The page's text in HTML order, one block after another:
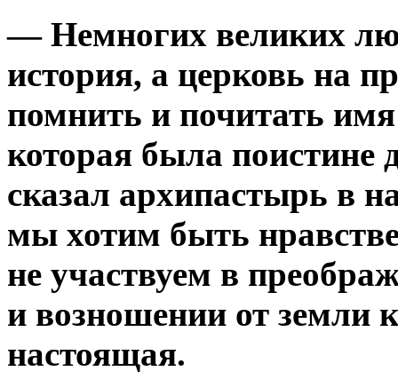
— Немногих великих
история, а церковь на
помнить и почитать
которая была
сказал архипастырь в
мы хотим быть
не участвуем в
и возношении от земли
настоящая.